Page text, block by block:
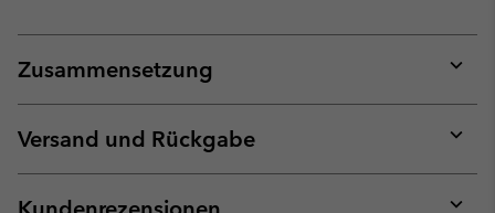
Zusammensetzung
or
Versand und Rückgabe
or